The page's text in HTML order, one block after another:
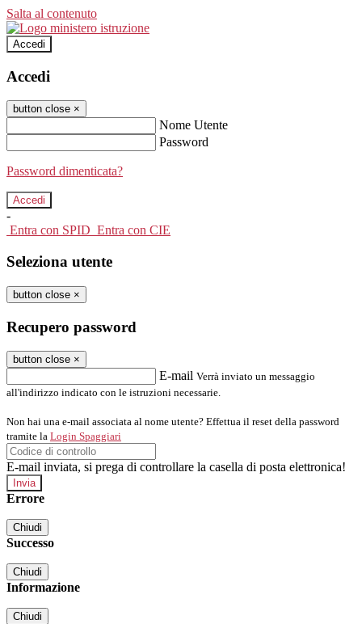
Salta al contenuto
Accedi
Accedi
button close ×
Nome Utente
Password
Password dimenticata?
-
Entra con SPID Entra con CIE
Seleziona utente
button close ×
Recupero password
button close ×
E-mail Verrà inviato un messaggio
all'indirizzo indicato con le istruzioni necessarie.
Non hai una e-mail associata al nome utente? Effettua il reset della password
tramite la Login Spaggiari
E-mail inviata, si prega di controllare la casella di posta elettronica!
Errore
Chiudi
Successo
Chiudi
Informazione
Chiudi